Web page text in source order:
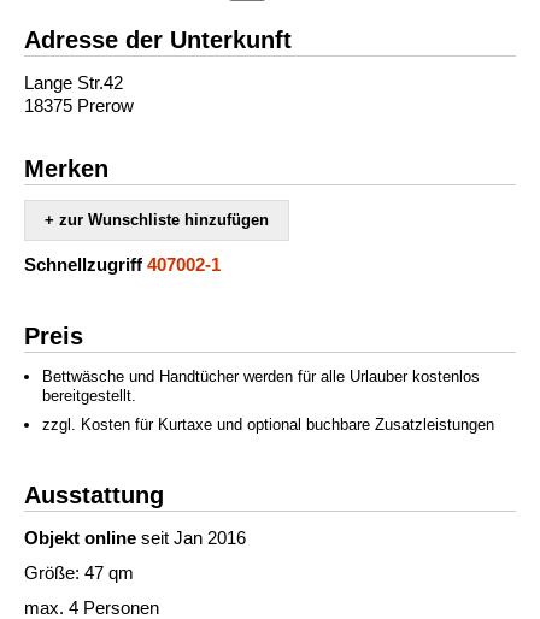
Adresse der Unterkunft
Lange Str.42
18375 Prerow
Merken
+ zur Wunschliste hinzufügen
Schnellzugriff 407002-1
Preis
Bettwäsche und Handtücher werden für alle Urlauber kostenlos
bereitgestellt.
zzgl. Kosten für Kurtaxe und optional buchbare Zusatzleistungen
Ausstattung
Objekt online seit Jan 2016
Größe: 47 qm
max. 4 Personen